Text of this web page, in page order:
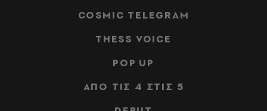
COSMIC TELEGRAM
THESS VOICE
POP UP
ΑΠΟ ΤΙΣ 4 ΣΤΙΣ 5